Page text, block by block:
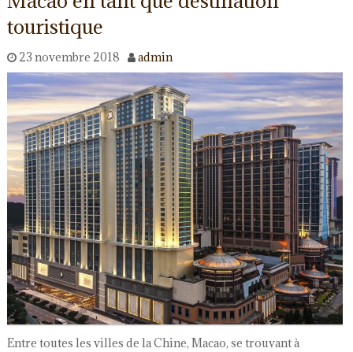
touristique
23 novembre 2018 admin
Entre toutes les villes de la Chine, Macao, se trouvant à